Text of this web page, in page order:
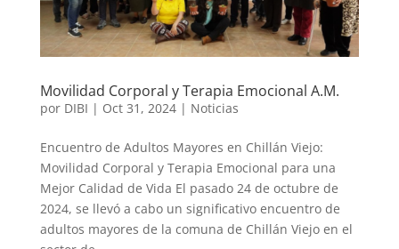
Movilidad Corporal y Terapia Emocional A.M.
por DIBI | Oct 31, 2024| Noticias
Encuentro de Adultos Mayores en Chillán Viejo:
Movilidad Corporal y Terapia Emocional para una
Mejor Calidad de Vida El pasado 24 de octubre de
2024, se llevó a cabo un significativo encuentro de
adultos mayores de la comuna de Chillán Viejo en el